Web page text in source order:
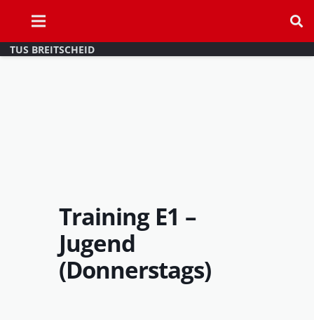
TUS BREITSCHEID
Training E1 –
Jugend
(Donnerstags)